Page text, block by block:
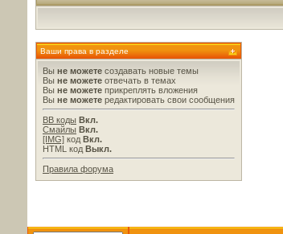
Ваши права в разделе
Вы не можете создавать новые темы
Вы не можете отвечать в темах
Вы не можете прикреплять вложения
Вы не можете редактировать свои сообщения
BB коды Вкл.
Смайлы Вкл.
[IMG] код Вкл.
HTML код Выкл.
Правила форума